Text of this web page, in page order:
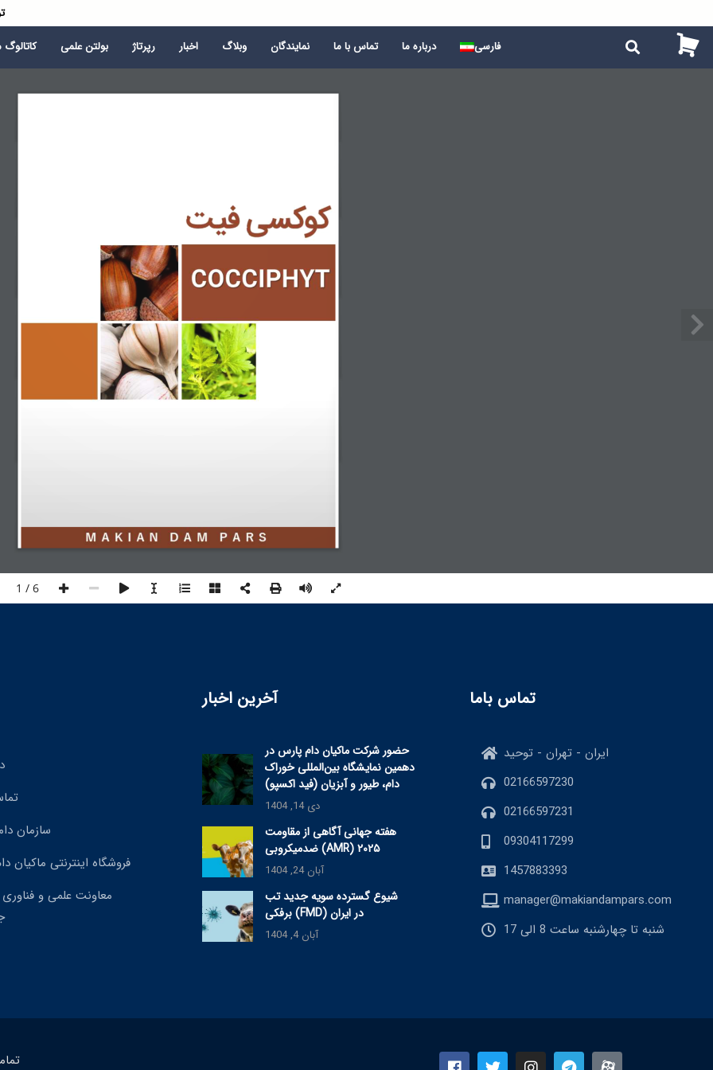
بولتن علمی رپرتاژ اخبار وبلاگ نمایندگان تماس با ما درباره ما فارسی
1 / 6
سازمان
فروشگاه اینترنتی ماکیان
معاونت علمی و
آخرین اخبار
حضور شرکت ماکیان دام پارس در
دهمین نمایشگاه بین‌المللی خوراک
دام، طیور و آبزیان (فید اکسپو)
دی 14, 1404
هفته جهانی آگاهی از مقاومت
ضدمیکروبی (AMR) ۲۰۲۵
آبان 24, 1404
شیوع گسترده سویه جدید تب
برفکی (FMD) در ایران
آبان 4, 1404
تماس باما
ایران - تهران - توحید
02166597230
02166597231
09304117299
1457883393
manager@makiandampars.com
شنبه تا چهارشنبه ساعت 8 الی 17